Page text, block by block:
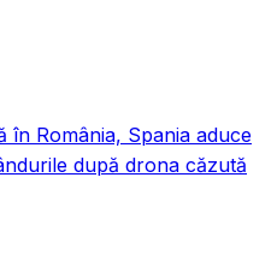
în România, Spania aduce
după drona căzută